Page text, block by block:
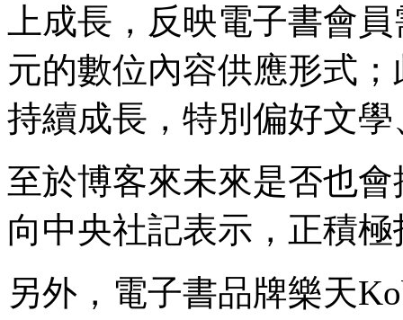
上成長，反映電子書會
元的數位內容供應形式
持續成長，特別偏好文
至於博客來未來是否也
向中央社記表示，正積
另外，電子書品牌樂天